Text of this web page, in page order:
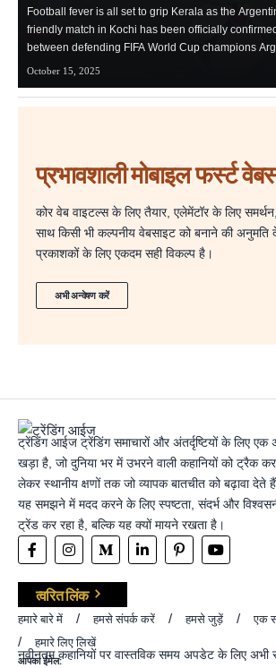
Football fever is all set to grip Kerala as the
friendly match in Kochi has been officially
between defending FIFA World Cup champions
October 15, 2025
प्रभावशाली मोबाइल फर्स्ट
कोर वेब वाइटल्स के लिए तैयार, एलेमेंटॉर के लिए
साथ किसी भी कल्पनीय वेबसाइट को बनाने की
प्रकाशकों के लिए एकदम सही विकल्प है।
अभी अन्वेषण करें
ट्रेंडिंग आईज ट्रेंडिंग समाचारों और अंतर्दृष्टियों के लिए
खड़ा है, जो दुनिया भर में उभरने वाली कहानियों को ट्रैक
लेकर स्थानीय क्षणों तक जो व्यापक बातचीत को बढ़ावा
यह समझने में मदद करने के लिए स्पष्टता, संदर्भ और
ट्रेंड कर रहा है, बल्कि यह क्यों मायने रखता है।
त्वरित लिंक
हमारे बारे में हमसे संपर्क करें हमसे जुड़ें
एक
हमारे लिए लिखें
नवीनतम कहानियों पर वास्तविक समय अपडेट के लिए अभी
आपका ईमेल: